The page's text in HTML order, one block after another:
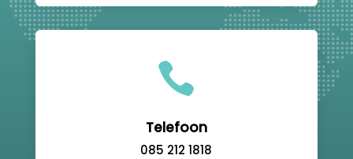

Telefoon
085 212 1818